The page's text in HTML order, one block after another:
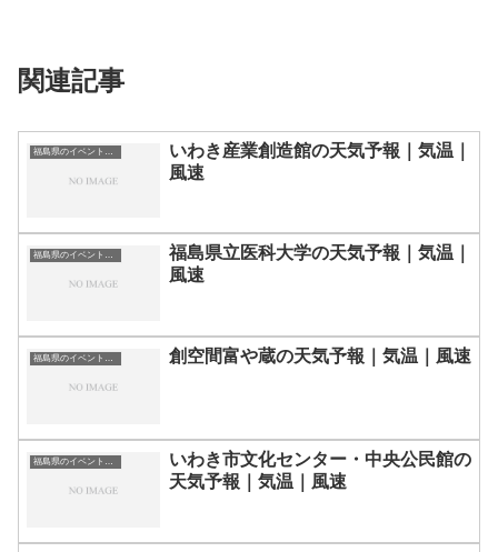
関連記事
福島県のイベント会場一覧
いわき産業創造館の天気予報｜気温｜
風速
福島県のイベント会場一覧
福島県立医科大学の天気予報｜気温｜
風速
福島県のイベント会場一覧 創空間富や蔵の天気予報｜気温｜風速
福島県のイベント会場一覧
いわき市文化センター・中央公民館の
天気予報｜気温｜風速